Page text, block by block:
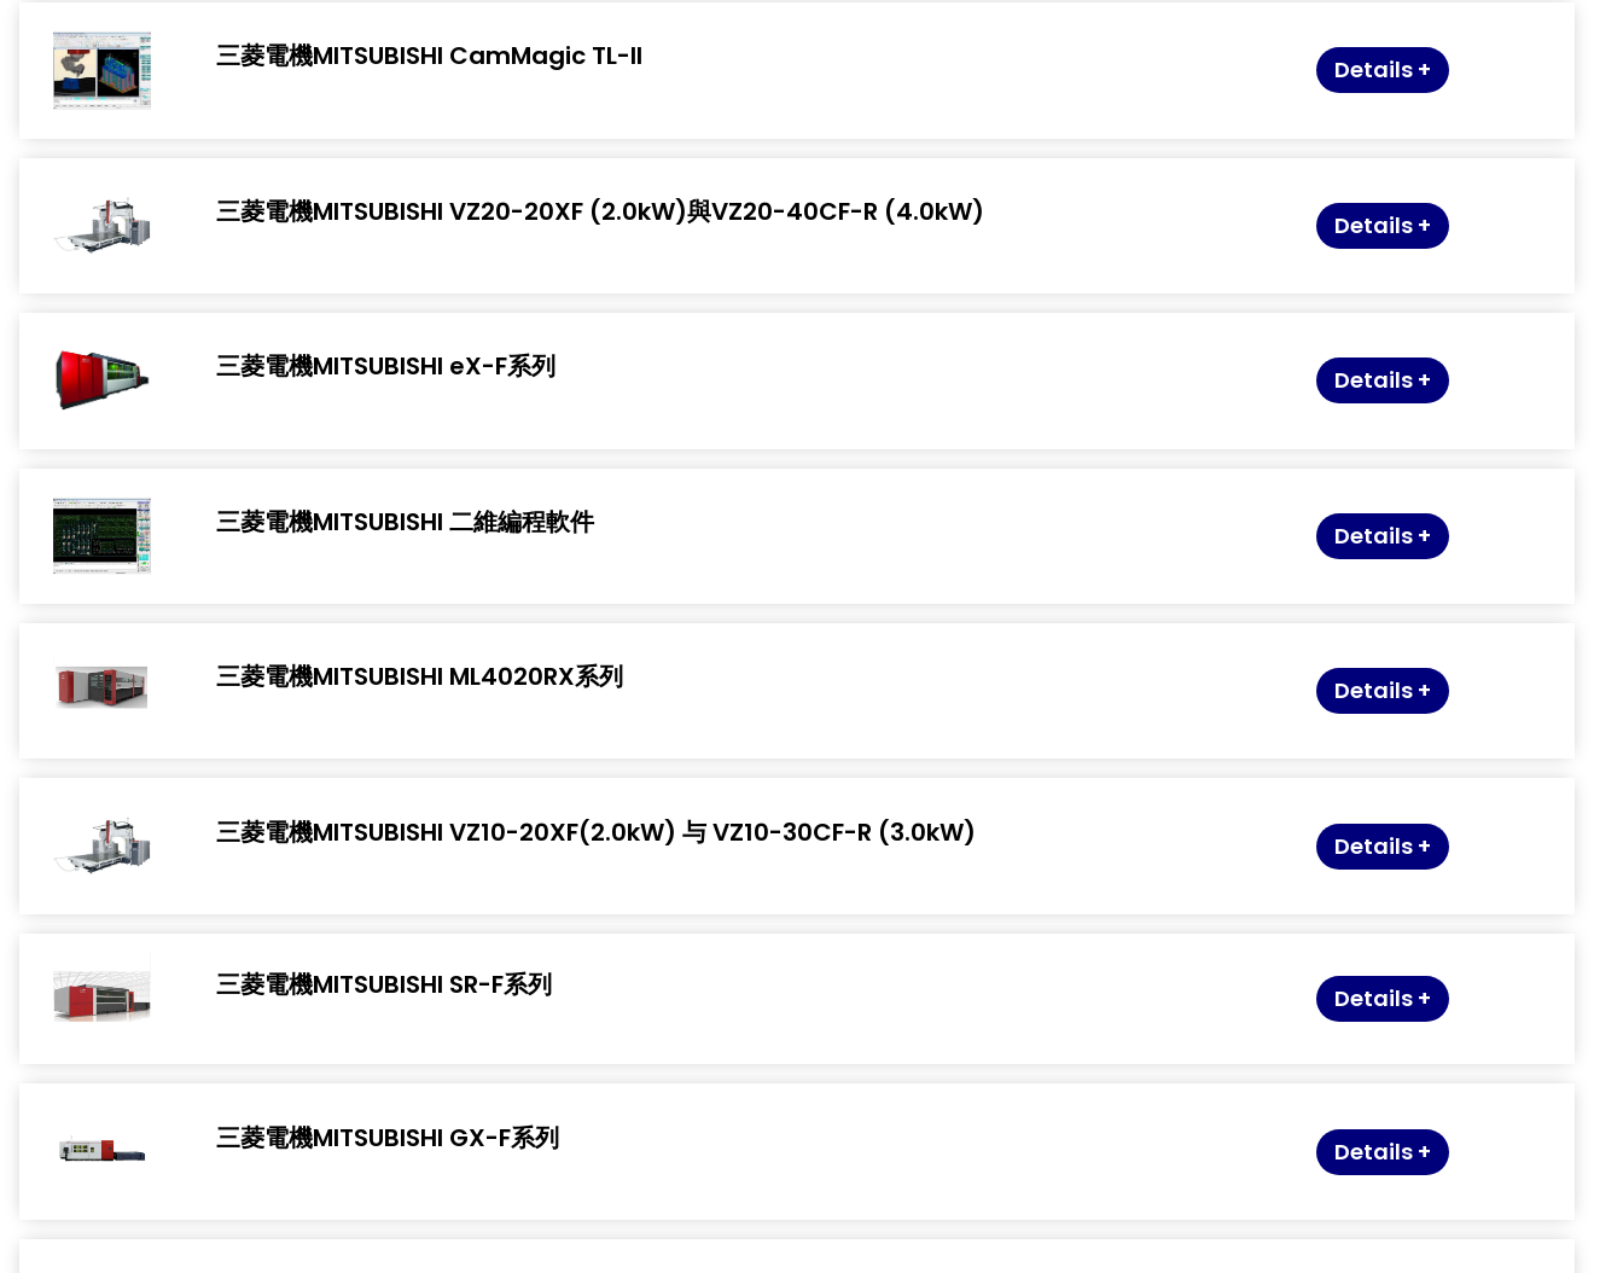
三菱電機MITSUBISHI CamMagic TL-II Details +
三菱電機MITSUBISHI VZ20-20XF (2.0kW)與VZ20-40CF-R (4.0kW) Details +
三菱電機MITSUBISHI eX-F系列 Details +
三菱電機MITSUBISHI 二維編程軟件 Details +
三菱電機MITSUBISHI ML4020RX系列 Details +
三菱電機MITSUBISHI VZ10-20XF(2.0kW) 与 VZ10-30CF-R (3.0kW) Details +
三菱電機MITSUBISHI SR-F系列 Details +
三菱電機MITSUBISHI GX-F系列 Details +